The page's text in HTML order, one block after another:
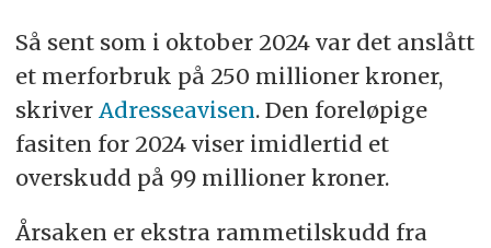
Så sent som i oktober 2024 var det anslått
et merforbruk på 250 millioner kroner,
skriver Adresseavisen. Den foreløpige
fasiten for 2024 viser imidlertid et
overskudd på 99 millioner kroner.
Årsaken er ekstra rammetilskudd fra